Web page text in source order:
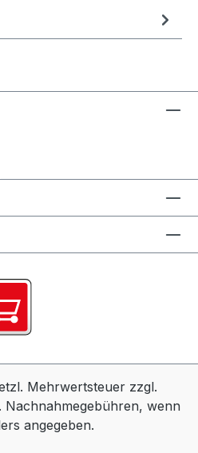
Mehrwertsteuer zzgl.
wenn
angegeben.